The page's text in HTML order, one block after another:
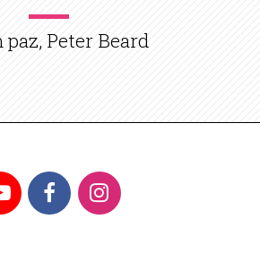
paz, Peter Beard
YouTubeFacebookInstagram